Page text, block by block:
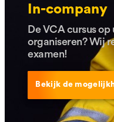
In-company
De VCA cursus
organiseren? Wij
examen!
Bekijk de